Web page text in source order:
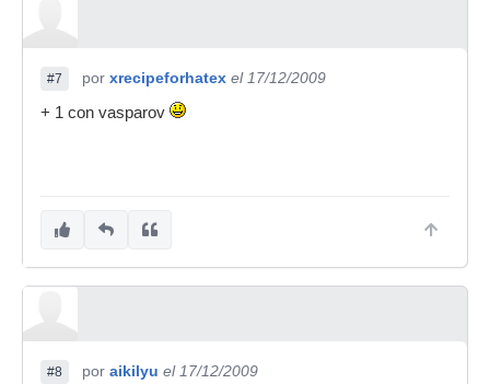
#7 por xrecipeforhatex el 17/12/2009
+ 1 con vasparov
#8 por aikilyu el 17/12/2009